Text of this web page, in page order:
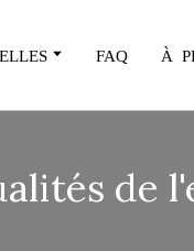
FAQ À
de